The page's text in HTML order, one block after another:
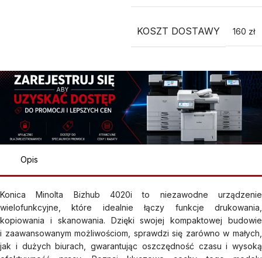
KOSZT DOSTAWY 160 zł
Opis
Konica Minolta Bizhub 4020i to niezawodne urządzenie
wielofunkcyjne, które idealnie łączy funkcje drukowania,
kopiowania i skanowania. Dzięki swojej kompaktowej budowie
i zaawansowanym możliwościom, sprawdzi się zarówno w małych,
jak i dużych biurach, gwarantując oszczędność czasu i wysoką